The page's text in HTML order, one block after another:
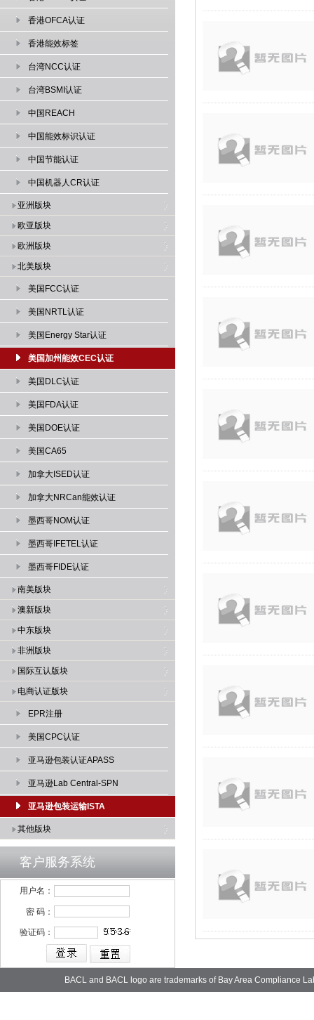
香港OFCA认证
香港能效标签
台湾NCC认证
台湾BSMI认证
中国REACH
中国能效标识认证
中国节能认证
中国机器人CR认证
亚洲版块
欧亚版块
欧洲版块
北美版块
美国FCC认证
美国NRTL认证
美国Energy Star认证
美国加州能效CEC认证
美国DLC认证
美国FDA认证
美国DOE认证
美国CA65
加拿大ISED认证
加拿大NRCan能效认证
墨西哥NOM认证
墨西哥IFETEL认证
墨西哥FIDE认证
南美版块
澳新版块
中东版块
非洲版块
国际互认版块
电商认证版块
EPR注册
美国CPC认证
亚马逊包装认证APASS
亚马逊Lab Central-SPN
亚马逊包装运输ISTA
其他版块
客户服务系统
用户名：
密 码：
验证码：
BACL and BACL logo are trademarks of Bay Area